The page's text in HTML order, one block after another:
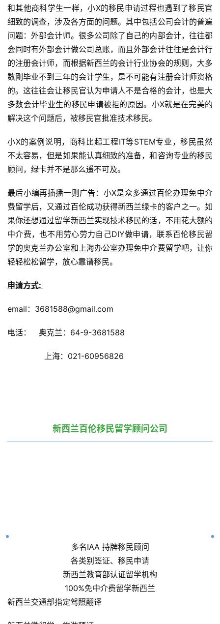
联
系
我
们
技
聚
访
和其他商科学生一样，小X的移民申请过程也遇到了移民官
细致的调查，涉及各方面的问题。其中包括公司会计的普遍
问题：外部会计师。很多公司除了自己的内部会计，往往都
会同时有外部会计做公司总账，而且外部会计往往是会计行
的注册会计师，而根据新西兰的会计行业协会的规则，大多
数刚毕业不到三年的会计学生，是不可能有注册会计师资格
的。这往往会让移民官认为申请人不是合格的会计，也是大
多数会计毕业生的移民申请被拒的原因。小X就是在完美的
解决这个问题后，被移民官批准技术移民。
小X的案例说明，商科比起工程IT等STEM专业，移民虽然
不太容易，但是如果能认真细致的准备，和咨询专业的移民
顾问，绿卡并不是那么遥不可及。
最后小编再插播一则广告：小X是众多通过百伦办理免中介
费留学后，又通过百伦成功获得新西兰绿卡的客户之一。如
果你还想通过留学新西兰实现技术移民的话，不用花大额的
中介费，也不用劳心劳力自己DIY做申请，联系百伦移民留
学的奥克兰办公室和上海办公室办理免中介费留学吧，让你
轻轻松松留学，放心靠谱移民。
申请方式:
email：3681588@gmail.com
电话： 奥克兰：64-9-3681588
上海：021-60956826
新西兰百伦移民留学顾问公司
多名IAA 持牌移民顾问
各类别签证、移民申请
新西兰教育部认证留学机构
100%免中介费留学新西兰
新西兰交通部指定驾照翻译